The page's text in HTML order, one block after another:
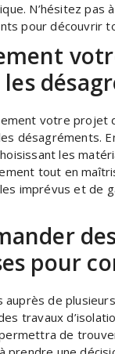
N’hésitez pas
pour découvrir
votre projet
désagréments.
les
tout en
imprévus et de
pour
auprès de
travaux
de